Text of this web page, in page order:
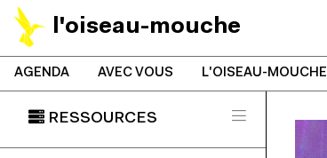
l'oiseau-mouche
AGENDA AVEC VOUS L'OISEAU-MOUCHE
RESSOURCES